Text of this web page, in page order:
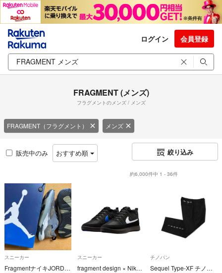
ログイン 会員登録
FRAGMENT (メンズ)
フラグメントのメンズ / メンズ
FRAGMENT（フラグメント） メンズ
販売中のみ おすすめ順 絞り込み
約6,000件中 1 - 36件
スニーカー
FragmentナイキJORDANエアCADENCE sp 25.5(ケイデンス
スニーカー
fragment design × Nike Book2 フラグメント ナイキ
チノパン
Sequel Type-XF チノパン Lサイズ 25SS